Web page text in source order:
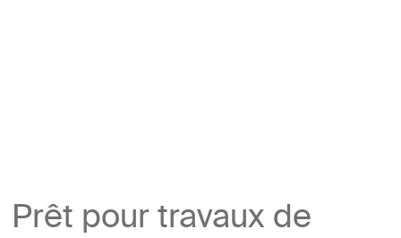
Prêt pour travaux de